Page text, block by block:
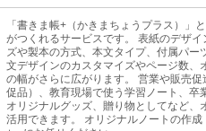
「書きま帳+（かきまちょうプラス）」
がつくれるサービスです。 表紙のデザ
ズや製本の方式、本文タイプ、付属パ
文デザインのカスタマイズやページ数、
の幅がさらに広がります。 営業や販売
促品）、教育現場で使う学習ノート、卒
オリジナルグッズ、贈り物としてなど
活用できます。 オリジナルノートの作